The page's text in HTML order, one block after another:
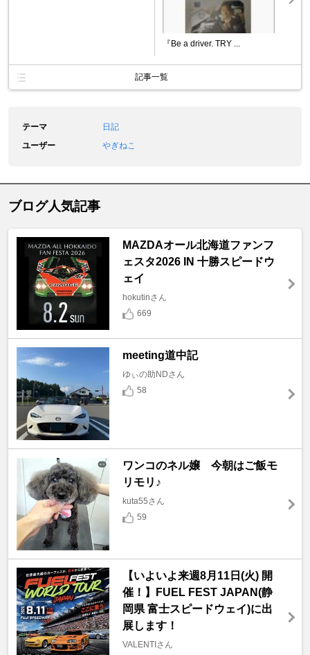
『Be a driver. TRY ...
記事一覧
テーマ
日記
ユーザー
やぎねこ
ブログ人気記事
MAZDAオール北海道ファンフ
ェスタ2026 IN 十勝スピードウ
ェイ
hokutinさん
669
meeting道中記
ゆぃの助NDさん
58
ワンコのネル嬢 今朝はご飯モ
リモリ♪
kuta55さん
59
【いよいよ来週8月11日(火) 開
催！】FUEL FEST JAPAN(静
岡県 富士スピードウェイ)に出
展します！
VALENTIさん